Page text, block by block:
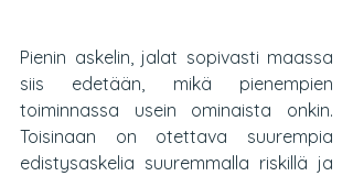
Pienin askelin, jalat sopivasti maassa
siis edetään, mikä pienempien
toiminnassa usein ominaista onkin.
Toisinaan on otettava suurempia
edistysaskelia suuremmalla riskillä ja